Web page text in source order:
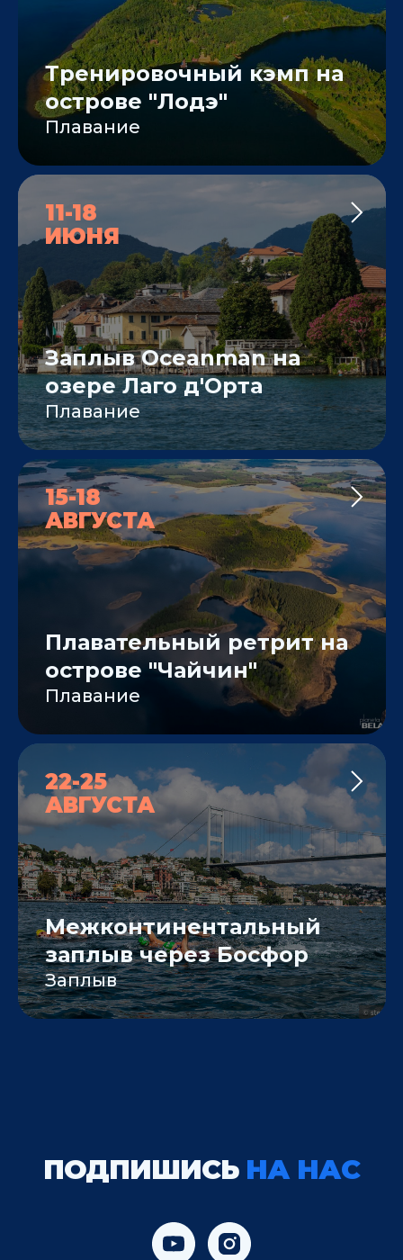
Тренировочный кэмп на
острове "Лодэ"
Плавание
11-18
ИЮНЯ
Заплыв Oceanman на
озере Лаго д'Орта
Плавание
15-18
АВГУСТА
Плавательный ретрит на
острове "Чайчин"
Плавание
22-25
АВГУСТА
Межконтинентальный
заплыв через Босфор
Заплыв
ПОДПИШИСЬ НА НАС